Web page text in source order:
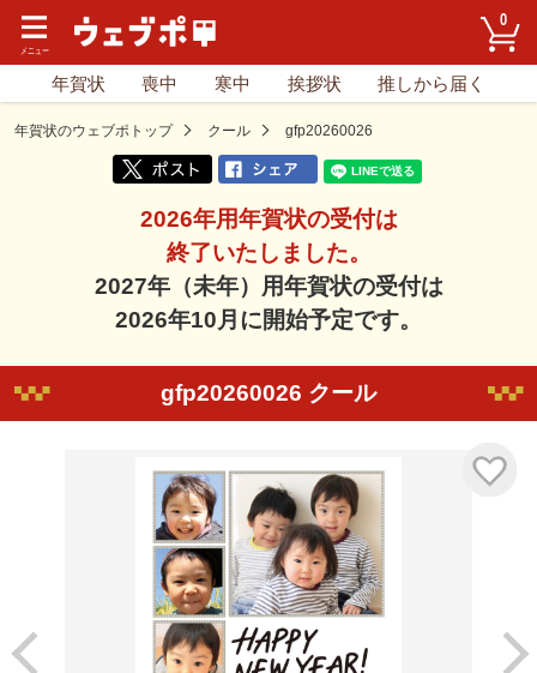
0
年賀状 喪中 寒中 挨拶状 推しから届く
年賀状のウェブポトップ クール gfp20260026
2026年用年賀状の受付は
終了いたしました。
2027年（未年）用年賀状の受付は
2026年10月に開始予定です。
gfp20260026 クール